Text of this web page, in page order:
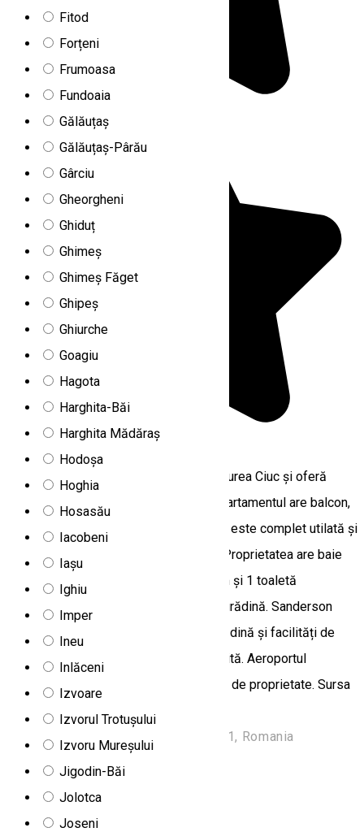
Fitod
Forțeni
Frumoasa
Fundoaia
Gălăuțaș
Gălăuțaș-Pârău
Gârciu
Gheorgheni
Ghiduț
Ghimeș
Ghimeș Făget
Ghipeș
Ghiurche
Goagiu
Hagota
Harghita-Băi
Harghita Mădăraș
Hodoșa
Hoghia
Hosasău
Iacobeni
Iașu
Ighiu
Imper
Ineu
Inlăceni
Izvoare
Izvorul Trotușului
Izvoru Mureșului
Jigodin-Băi
Jolotca
Joseni
recenzii
Sanderson Apartments se află în Miercurea Ciuc şi oferă
piscină în aer liber și teren de tenis. Apartamentul are balcon,
terasă și cadă cu hidromasaj. Bucătăria este complet utilată şi
include cuptor şi cuptor cu microunde. Proprietatea are baie
cu cadă spa, încă 1 baie cu duș, precum și 1 toaletă
suplimentară. Camera oferă vedere la grădină. Sanderson
Apartments are cadă cu hidromasaj, grădină și facilități de
grătar. Proprietatea oferă parcare gratuită. Aeroportul
Internațional din Bacău se află la 85 km de proprietate. Sursa
foto:https://www.booking.com
Str.Principala Nr.220., Delniţa 537231, Romania
Apartament
Apartamente Vágás